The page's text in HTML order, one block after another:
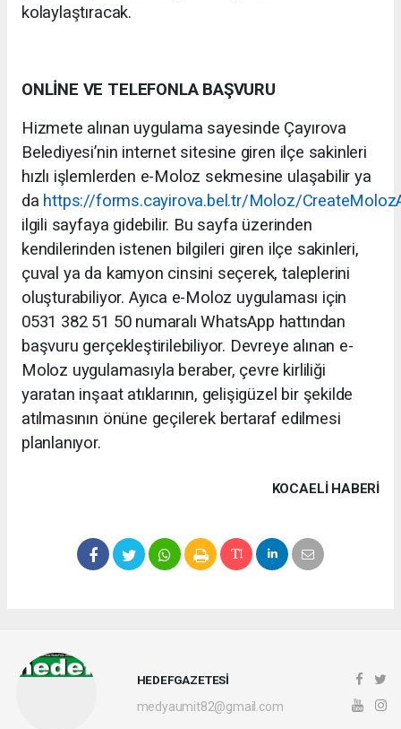
kolaylaştıracak.
ONLİNE VE TELEFONLA BAŞVURU
Hizmete alınan uygulama sayesinde Çayırova
Belediyesi’nin internet sitesine giren ilçe sakinleri
hızlı işlemlerden e-Moloz sekmesine ulaşabilir ya
da https://forms.cayirova.bel.tr/Moloz/
ilgili sayfaya gidebilir. Bu sayfa üzerinden
kendilerinden istenen bilgileri giren ilçe sakinleri,
çuval ya da kamyon cinsini seçerek, taleplerini
oluşturabiliyor. Ayıca e-Moloz uygulaması için
0531 382 51 50 numaralı WhatsApp hattından
başvuru gerçekleştirilebiliyor. Devreye alınan e-
Moloz uygulamasıyla beraber, çevre kirliliği
yaratan inşaat atıklarının, gelişigüzel bir şekilde
atılmasının önüne geçilerek bertaraf edilmesi
planlanıyor.
KOCAELI HABERİ
HEDEFGAZETESİ
medyaumit82@gmail.com